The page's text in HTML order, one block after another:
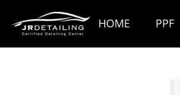
direct
naar
de
HOME PPF